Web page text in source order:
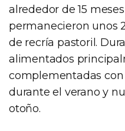
alrededor de 15
permanecieron unos
de recría pastoril.
alimentados
complementadas con
durante el verano y
otoño.